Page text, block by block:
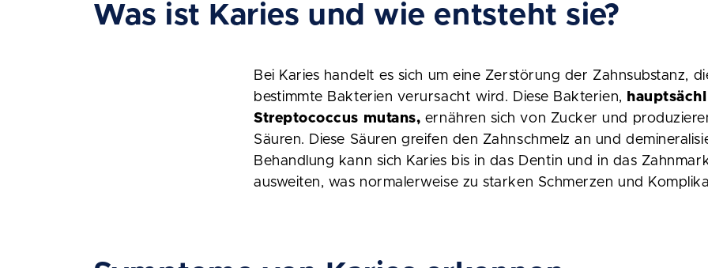
Was ist Karies und wie entsteht sie?
Bei Karies handelt es sich um eine Zerstörung der Zahnsubstanz,
bestimmte Bakterien verursacht wird. Diese Bakterien,
Streptococcus mutans, ernähren sich von Zucker und
Säuren. Diese Säuren greifen den Zahnschmelz an und
Behandlung kann sich Karies bis in das Dentin und in das
ausweiten, was normalerweise zu starken Schmerzen und